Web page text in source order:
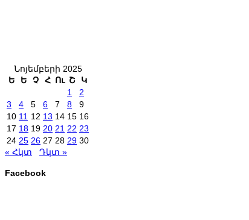
Նոյեմբերի 2025
Ե
Ե Չ Հ Ու Շ
Կ
1
2
3
4 5 6 7 8
9
10 11 12 13 14 15 16
17 18 19 20 21 22 23
24 25 26 27 28 29 30
« Հկտ
Դկտ »
Facebook